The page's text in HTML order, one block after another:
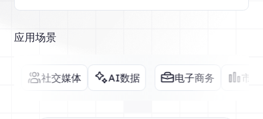
应用场景
社交媒体 AI数据 电子商务 市场研究